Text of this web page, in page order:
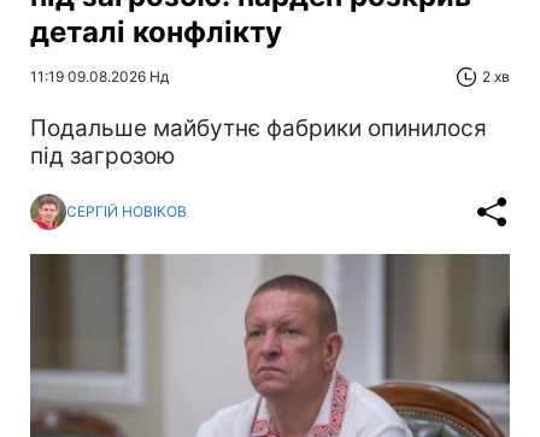
деталі конфлікту
11:19 09.08.2026 Нд 2 хв
Подальше майбутнє фабрики опинилося
під загрозою
СЕРГІЙ НОВІКОВ